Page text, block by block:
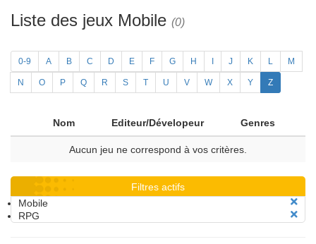
Liste des jeux Mobile (0)
0-9 A B C D E F G H J K L M
N O P Q R S T U V W X Y Z
Nom Editeur/Dévelopeur Genres
Aucun jeu ne correspond à vos critères.
Filtres actifs
Mobile
RPG